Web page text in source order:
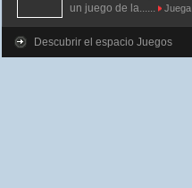
un juego de la......
Juega
Descubrir el espacio Juegos